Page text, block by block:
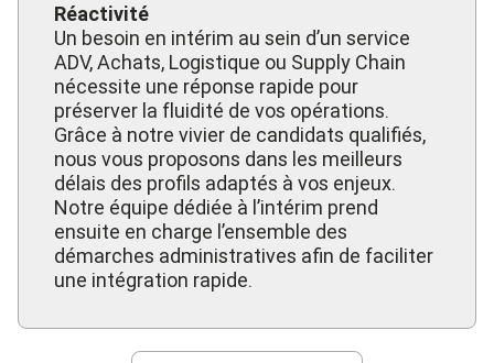
Réactivité
Un besoin en intérim au sein d’un service
ADV, Achats, Logistique ou Supply Chain
nécessite une réponse rapide pour
préserver la fluidité de vos opérations.
Grâce à notre vivier de candidats qualifiés,
nous vous proposons dans les meilleurs
délais des profils adaptés à vos enjeux.
Notre équipe dédiée à l’intérim prend
ensuite en charge l’ensemble des
démarches administratives afin de faciliter
une intégration rapide.